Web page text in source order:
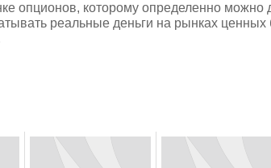
опционов, которому определенно можно
реальные деньги на рынках ценных